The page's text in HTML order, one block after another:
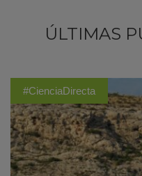
ÚLTIMAS
#CienciaDirecta